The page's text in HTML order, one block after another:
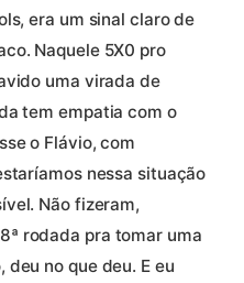
era um sinal claro de
Naquele 5X0 pro
uma virada de
tem empatia com o
o Flávio, com
nessa situação
Não fizeram,
rodada pra tomar uma
no que deu. E eu